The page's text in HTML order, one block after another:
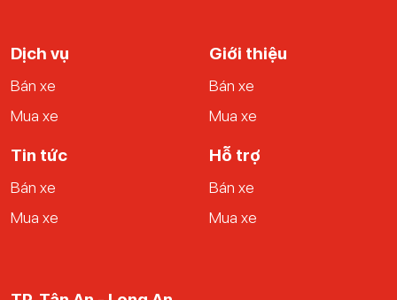
Dịch vụ
Bán xe
Mua xe
Giới thiệu
Bán xe
Mua xe
Tin tức
Bán xe
Mua xe
Hỗ trợ
Bán xe
Mua xe